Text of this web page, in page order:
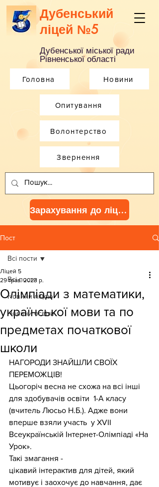
Дубенський
ліцей №5
Дубенської міської ради
Рівненської області
Головна Новини
Опитування
Зарахування до ліцею
Волонтерство
Звернення
Пост
Всі пости
Новини ліцею
Новини освіти
Всі пости
Олімпіади з математики,
української мови та по
предметах початкової
школи
Ліцей 5
29 трав. 2023 р.
НАГОРОДИ ЗНАЙШЛИ СВОЇХ
ПЕРЕМОЖЦІВ!
Цьогоріч весна не схожа на всі інші
для здобувачів освіти  1-А класу
(вчитель Люсьо Н.Б.). Адже вони
вперше взяли участь  у XVII
Всеукраїнській Інтернет-Олімпіаді «На
Урок».
Такі змагання -
цікавий інтерактив для дітей, який
мотивує і заохочує до навчання, дає